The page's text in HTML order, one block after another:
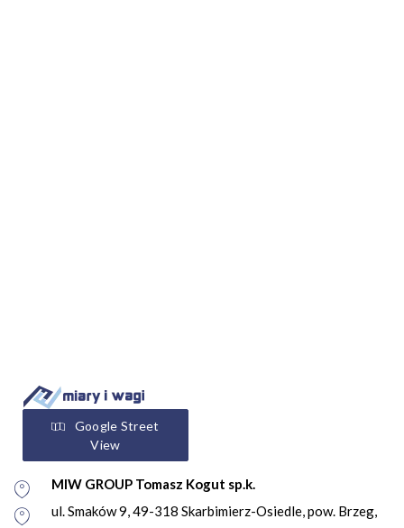
Google Street
View
MIW GROUP Tomasz Kogut sp.k.
ul. Smaków 9, 49-318 Skarbimierz-Osiedle, pow. Brzeg,